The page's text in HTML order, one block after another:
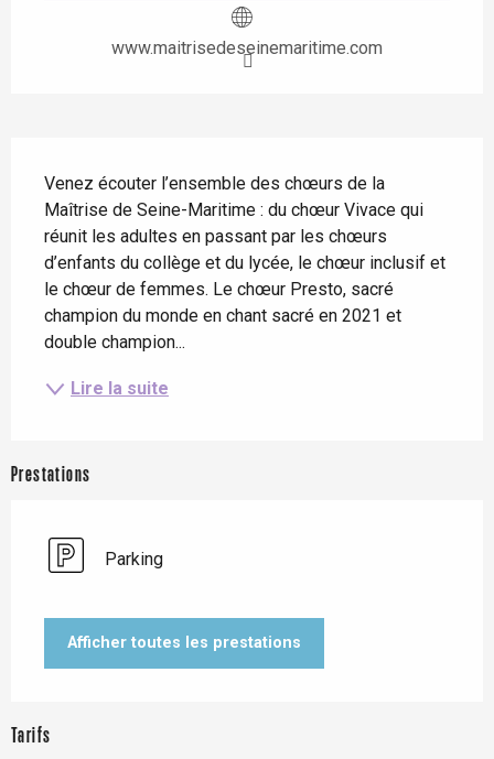
www.maitrisedeseinemaritime.com
Venez écouter l’ensemble des chœurs de la
Maîtrise de Seine-Maritime : du chœur Vivace qui
réunit les adultes en passant par les chœurs
d’enfants du collège et du lycée, le chœur inclusif et
le chœur de femmes. Le chœur Presto, sacré
champion du monde en chant sacré en 2021 et
double champion...
Lire la suite
Prestations
Parking
Afficher toutes les prestations
Tarifs